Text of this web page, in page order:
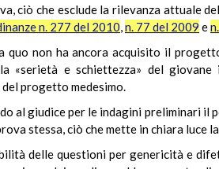
ciò che esclude la rilevanza attuale
n. 277 del 2010,n. 77 del 2009 e
quo non ha ancora acquisito il
«serietà e schiettezza» del
progetto medesimo.
al giudice per le indagini preliminari il
stessa, ciò che mette in chiara luce
delle questioni per genericità e